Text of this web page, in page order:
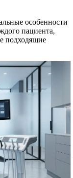
особенности
пациента,
подходящие